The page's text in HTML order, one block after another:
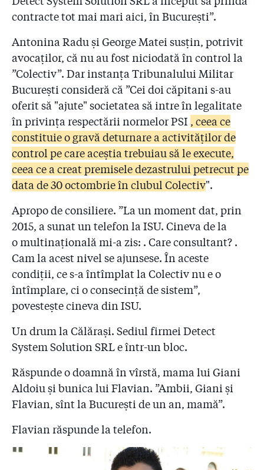
contracte tot mai mari aici, în București”.
Antonina Radu și George Matei susțin, potrivit
avocaților, că nu au fost niciodată în control la
”Colectiv”. Dar instanța Tribunalului Militar
București consideră că ”Cei doi căpitani s-au
oferit să "ajute" societatea să intre în legalitate
în privința respectării normelor PSI , ceea ce
constituie o gravă deturnare a activităților de
control pe care aceștia trebuiau să le execute,
ceea ce a creat premisele dezastrului petrecut pe
data de 30 octombrie în clubul Colectiv".
Apropo de consiliere. ”La un moment dat, prin
2015, a sunat un telefon la ISU. Cineva de la
o multinațională mi-a zis: . Care consultant? .
Cam la acest nivel se ajunsese. În aceste
condiții, ce s-a întîmplat la Colectiv nu e o
întîmplare, ci o consecință de sistem”,
povestește cineva din ISU.
Un drum la Călărași. Sediul firmei Detect
System Solution SRL e într-un bloc.
Răspunde o doamnă în vîrstă, mama lui Giani
Aldoiu și bunica lui Flavian. ”Ambii, Giani și
Flavian, sînt la București de un an, mamă”.
Flavian răspunde la telefon.